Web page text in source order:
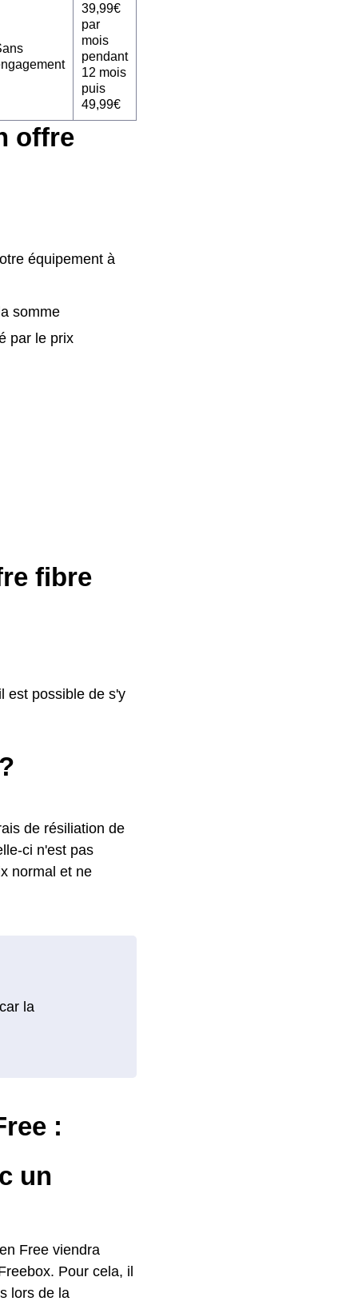
39,99€
par
mois
pendant
12 mois
puis
49,99€
offre
équipement à
somme
par le prix
fibre
est possible de s'y
de résiliation de
ci n'est pas
normal et ne
la
:
un
Free viendra
Pour cela, il
lors de la